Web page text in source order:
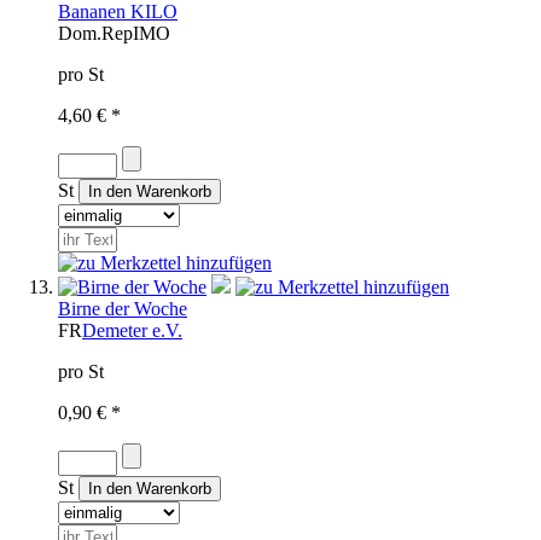
Bananen KILO
Dom.RepIMO
pro St
4,60 € *
St
Birne der Woche
FRDemeter e.V.
pro St
0,90 € *
St